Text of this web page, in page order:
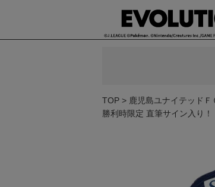
TOP 鹿児島ユナイテッドＦ
勝利時限定 直筆サイン入り